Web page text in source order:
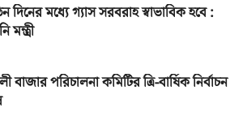
দিনের মধ্যে গ্যাস সরবরাহ স্বাভাবিক হবে :
মন্ত্রী
বাজার পরিচালনা কমিটির ত্রি-বার্ষিক নির্বাচন